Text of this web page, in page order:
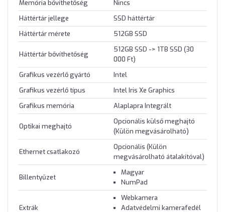
Memória bővíthetőség
Nincs
Háttértár jellege
SSD háttértár
Háttértár mérete
512GB SSD
Háttértár bővíthetőség
512GB SSD -> 1TB SSD (30
000 Ft)
Grafikus vezérlő gyártó
Intel
Grafikus vezérlő típus
Intel Iris Xe Graphics
Grafikus memória
Alaplapra Integrált
Optikai meghajtó
Opcionális külső meghajtó
(Külön megvásárolható)
Ethernet csatlakozó
Opcionális (Külön
megvásárolható átalakítóval)
Billentyűzet
Magyar
NumPad
Extrák
Webkamera
Adatvédelmi kamerafedél